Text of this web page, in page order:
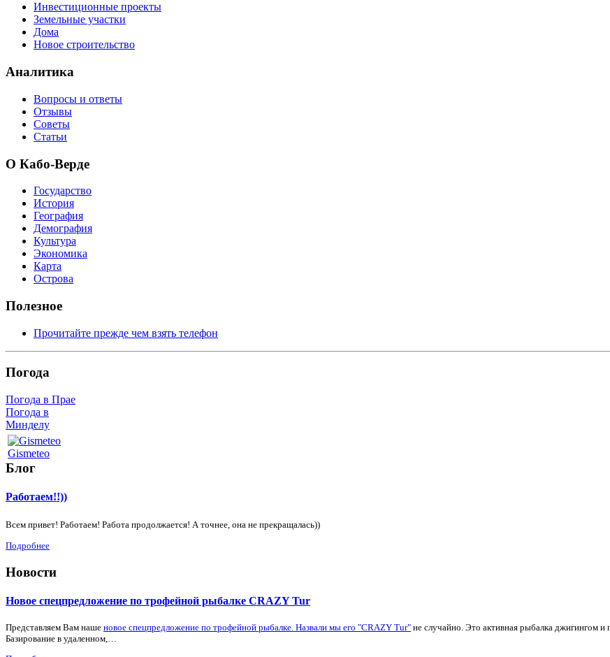
Инвестиционные проекты
Земельные участки
Дома
Новое строительство
Аналитика
Вопросы и ответы
Отзывы
Советы
Статьи
О Кабо-Верде
Государство
История
География
Демография
Культура
Экономика
Карта
Острова
Полезное
Прочитайте прежде чем взять телефон
Погода
Погода в Прае
Погода в
Минделу
Gismeteo
Блог
Работаем!!))
Всем привет! Работаем! Работа продолжается! А точнее, она не прекращалась))
Подробнее
Новости
Новое спецпредложение по трофейной рыбалке CRAZY Tur
Представляем Вам наше новое спецпредложение по трофейной рыбалке. Назвали мы его "CRAZY Tur" не случайно. Это активная рыбалка джигингом
Базирование в удаленном,…